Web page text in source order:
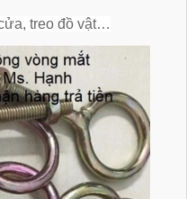
treo đồ vật…